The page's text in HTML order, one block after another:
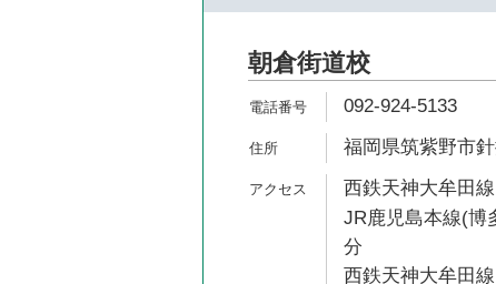
朝倉街道校
092-924-5133
福岡県筑紫野市
西鉄天神大牟田
JR鹿児島本線(博
分
西鉄天神大牟田